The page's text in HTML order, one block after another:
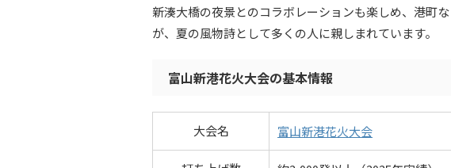
新湊大橋の夜景とのコラボレーションも楽しめ、港町
が、夏の風物詩として多くの人に親しまれています。
富山新港花火大会の基本情報
大会名 富山新港花火大会